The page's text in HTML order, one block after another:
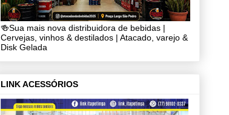
🍻Sua mais nova distribuidora de bebidas |
Cervejas, vinhos & destilados | Atacado, varejo &
Disk Gelada
LINK ACESSÓRIOS